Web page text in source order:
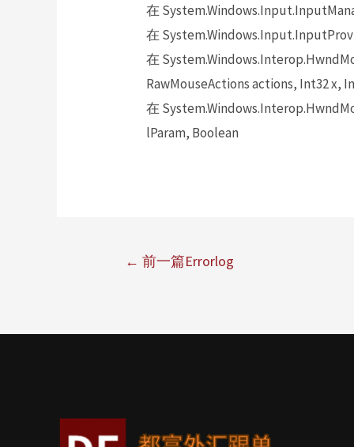
在
在
在
RawMouseActions actions, Int32 x,
在
lParam, Boolean
← 前一篇Errorlog